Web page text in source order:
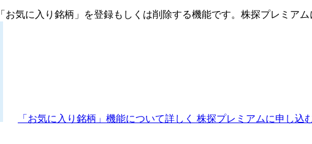
「お気に入り銘柄」を登録もしくは削除する機能です。 株探プレミアム
「お気に入り銘柄」機能について詳しく 株探プレミアムに申し込